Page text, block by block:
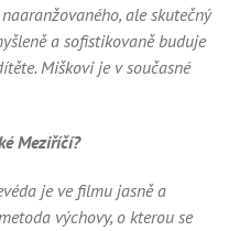
ale skutečný
a sofistikovaně buduje
Miškovi je v současné
Meziříčí?
je ve filmu jasně a
výchovy, o kterou se